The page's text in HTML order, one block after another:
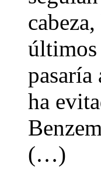
últimos
ha
(…)